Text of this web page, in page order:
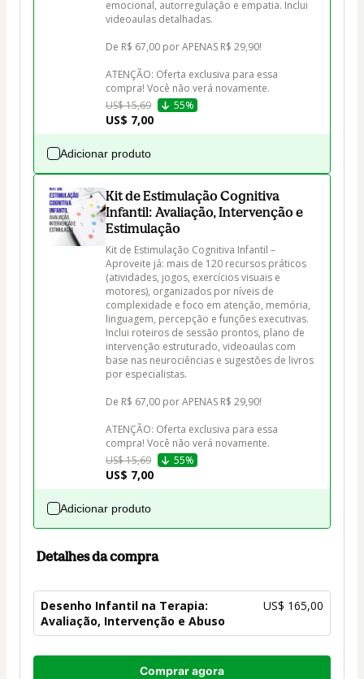
emocional, autorregulação e empatia. Inclui
videoaulas detalhadas.
De R$ 67,00 por APENAS R$ 29,90!
ATENÇÃO: Oferta exclusiva para essa
compra! Você não verá novamente.
US$ 15,69
55%
US$ 7,00
Adicionar produto
Kit de Estimulação Cognitiva
Infantil: Avaliação, Intervenção e
Estimulação
Kit de Estimulação Cognitiva Infantil –
Aproveite já: mais de 120 recursos práticos
(atividades, jogos, exercícios visuais e
motores), organizados por níveis de
complexidade e foco em atenção, memória,
linguagem, percepção e funções executivas.
Inclui roteiros de sessão prontos, plano de
intervenção estruturado, videoaulas com
base nas neurociências e sugestões de livros
por especialistas.
De R$ 67,00 por APENAS R$ 29,90!
ATENÇÃO: Oferta exclusiva para essa
compra! Você não verá novamente.
US$ 15,69
55%
US$ 7,00
Adicionar produto
Detalhes da compra
Desenho Infantil na Terapia:
Avaliação, Intervenção e Abuso
US$ 165,00
Total
Comprar agora